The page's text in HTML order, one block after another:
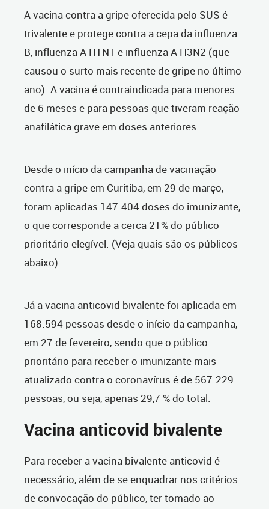
A vacina contra a gripe oferecida pelo SUS é
trivalente e protege contra a cepa da influenza
B, influenza A H1N1 e influenza A H3N2 (que
causou o surto mais recente de gripe no último
ano). A vacina é contraindicada para menores
de 6 meses e para pessoas que tiveram reação
anafilática grave em doses anteriores.
Desde o início da campanha de vacinação
contra a gripe em Curitiba, em 29 de março,
foram aplicadas 147.404 doses do imunizante,
o que corresponde a cerca 21% do público
prioritário elegível. (Veja quais são os públicos
abaixo)
Já a vacina anticovid bivalente foi aplicada em
168.594 pessoas desde o início da campanha,
em 27 de fevereiro, sendo que o público
prioritário para receber o imunizante mais
atualizado contra o coronavírus é de 567.229
pessoas, ou seja, apenas 29,7 % do total.
Vacina anticovid bivalente
Para receber a vacina bivalente anticovid é
necessário, além de se enquadrar nos critérios
de convocação do público, ter tomado ao